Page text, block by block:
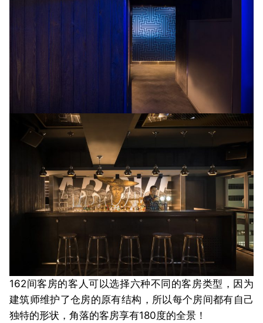
162间客房的客人可以选择六种不同的客房类型，因为
建筑师维护了仓房的原有结构，所以每个房间都有自己
独特的形状，角落的客房享有180度的全景！